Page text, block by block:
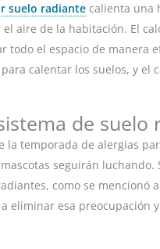
suelo radiante calienta una
aire de la habitación. El
todo el espacio de manera
calentar los suelos, y el
de suelo
la temporada de alergias
seguirán
como se
eliminar esa preocupación